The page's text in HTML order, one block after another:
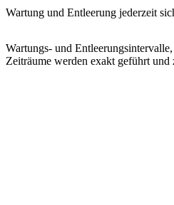
Wartung und Entleerung jederzeit
Wartungs- und
Zeiträume werden exakt geführt und